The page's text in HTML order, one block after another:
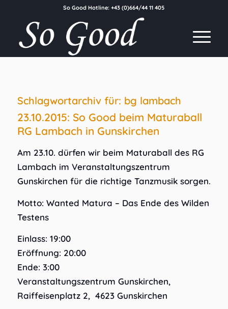
So Good Hotline:+43 (0)664/44 11 405
Schlagwortarchiv für: bg lambach
23.10.2015: So Good beim Maturaball
RG Lambach in Gunskirchen
Am 23.10. dürfen wir beim Maturaball des RG
Lambach im Veranstaltungszentrum
Gunskirchen für die richtige Tanzmusik sorgen.
Motto: Wanted Matura – Das Ende des Wilden
Testens
Einlass: 19:00
Eröffnung: 20:00
Ende: 3:00
Veranstaltungszentrum Gunskirchen,
Raiffeisenplatz 2, 4623 Gunskirchen